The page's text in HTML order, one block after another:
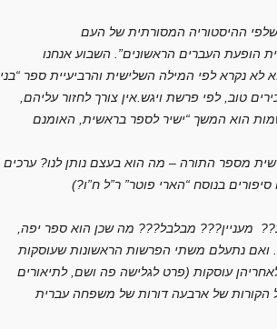
ההיסטוריה המסורתית של העם
הופעת העברים הראשונים”. השבוע אנחנו
נקרא לפי המילה השלישית והרביעיית ספר “בני
טוב, לפי פרשת ויגש.אין צורך לחזור עליהם,
מספר התורה – מה הוא בעצם נותן לנו? ערכים
בנוסח “הארי פוטר” ר”ל ח”ו?)
מעניין??? מבלבל??? מה שכן הוא ספר יפה,
ואם נתעלם משתי הפרשות הראשונות שעוסקות
עוסקות (פרט לגלישה פה ושם, לתיאורים